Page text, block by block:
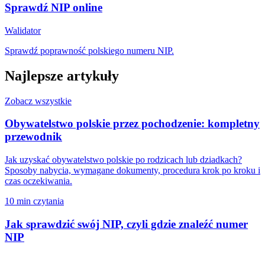
Sprawdź NIP online
Walidator
Sprawdź poprawność polskiego numeru NIP.
Najlepsze artykuły
Zobacz wszystkie
Obywatelstwo polskie przez pochodzenie: kompletny
przewodnik
Jak uzyskać obywatelstwo polskie po rodzicach lub dziadkach?
Sposoby nabycia, wymagane dokumenty, procedura krok po kroku i
czas oczekiwania.
10 min czytania
Jak sprawdzić swój NIP, czyli gdzie znaleźć numer
NIP